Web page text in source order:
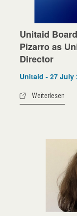
Unitaid
Pizarro as
Director
Unitaid - 27 July
Weiterlesen